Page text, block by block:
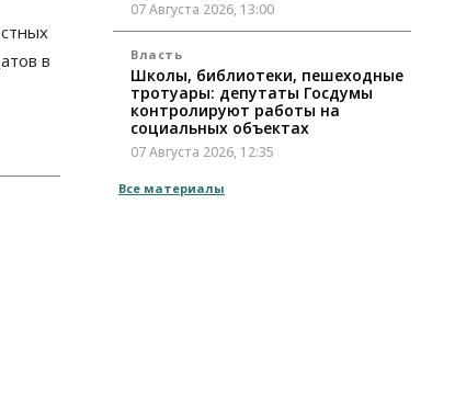
в
07 Августа 2026, 13:00
Власть
Школы, библиотеки, пешеходные
тротуары: депутаты Госдумы
контролируют работы на
социальных объектах
07 Августа 2026, 12:35
Общество
Все материалы